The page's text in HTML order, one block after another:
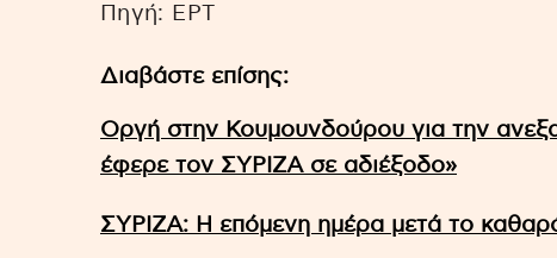
Πηγή: EΡΤ
Διαβάστε επίσης:
Οργή στην Κουμουνδούρου για την
έφερε τον ΣΥΡΙΖΑ σε αδιέξοδο»
ΣΥΡΙΖΑ: Η επόμενη ημέρα μετά το